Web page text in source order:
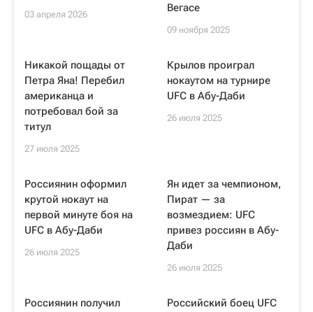
03 апреля 2026
Вегасе
09 ноября 2025
Никакой пощады от
Петра Яна! Перебил
американца и
потребовал бой за
титул
27 июля 2025
Крылов проиграл
нокаутом на турнире
UFC в Абу-Даби
26 июля 2025
Россиянин оформил
крутой нокаут на
первой минуте боя на
UFC в Абу-Даби
26 июля 2025
Ян идет за чемпионом,
Пират — за
возмездием: UFC
привез россиян в Абу-
Даби
26 июля 2025
Россиянин получил
Российский боец UFC